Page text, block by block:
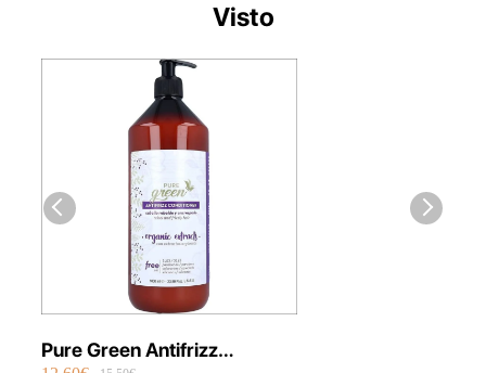
Visto
Pure Green Antifrizz